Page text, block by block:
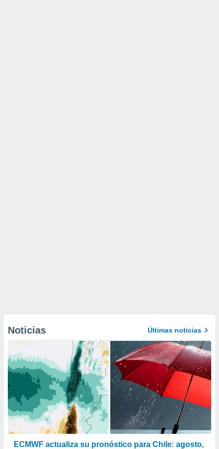
Noticias Últimas noticias
ECMWF actualiza su pronóstico para Chile: agosto,